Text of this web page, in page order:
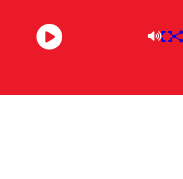
Descarga la APP